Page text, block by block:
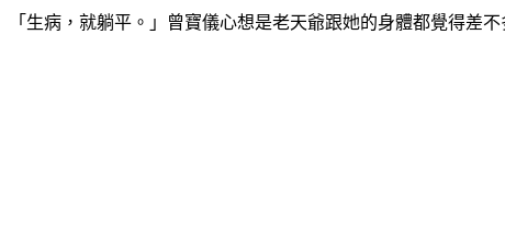
「生病，就躺平。」曾寶儀心想是老天爺跟她的身體都覺得差